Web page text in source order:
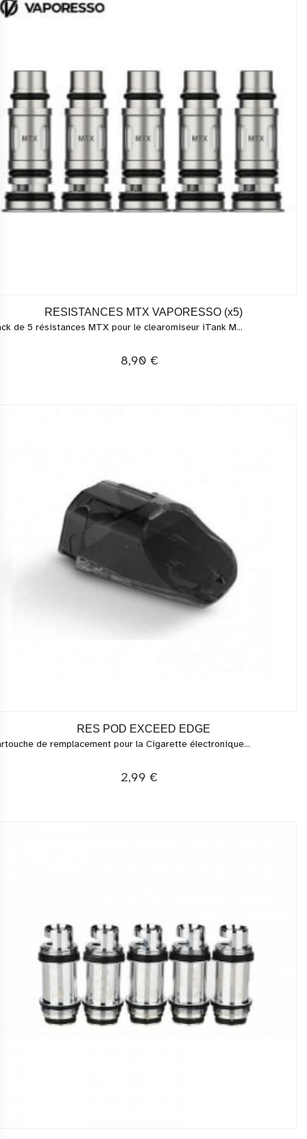
RESISTANCES MTX VAPORESSO (x5)
de 5 résistances MTX pour le clearomiseur iTank M...
8,90 €
RES POD EXCEED EDGE
de remplacement pour la Cigarette électronique...
2,99 €